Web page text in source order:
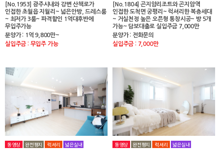
[No.1953] 광주시내와 강변 산책로가
인접한 초월읍 지월리~ 넓은안방, 드레스룸
~ 최저가 3룸~ 파격할인 1억대후반에
무입주가능
분양가 : 1억 9,800만~
실입주금 : 무입주 가능
[No.1804] 곤지암리조트와 곤지암역
인접한 도척면 궁평리~ 럭셔리한 복층세대
~ 거실천정 높은 오픈형 통창시공~ 방 5개
가능~ 담보대출로 실입주금 7,000만
분양가 : 전화문의
실입주금 : 7,000만
동영상 완전평지 럭셔리 넓은실내 동영상 완전평지 럭셔리 넓은실내